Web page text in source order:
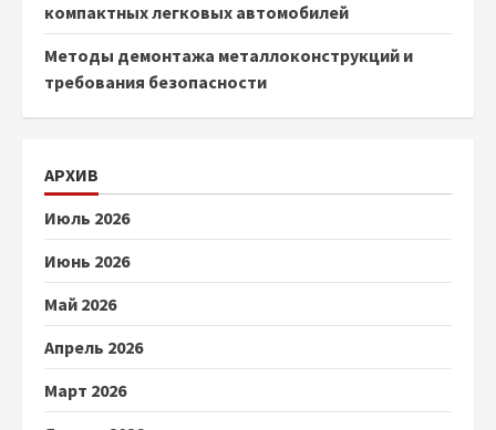
компактных легковых автомобилей
Методы демонтажа металлоконструкций и
требования безопасности
АРХИВ
Июль 2026
Июнь 2026
Май 2026
Апрель 2026
Март 2026